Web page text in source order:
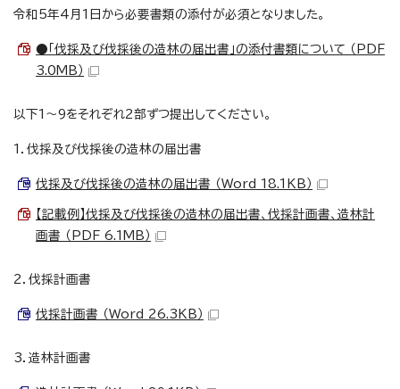
令和5年4月1日から必要書類の添付が必須となりました。
●「伐採及び伐採後の造林の届出書」の添付書類について （PDF
3.0MB）
以下1～9をそれぞれ2部ずつ提出してください。
1．伐採及び伐採後の造林の届出書
伐採及び伐採後の造林の届出書 （Word 18.1KB）
【記載例】伐採及び伐採後の造林の届出書、伐採計画書、造林計
画書 （PDF 6.1MB）
2．伐採計画書
伐採計画書 （Word 26.3KB）
3．造林計画書